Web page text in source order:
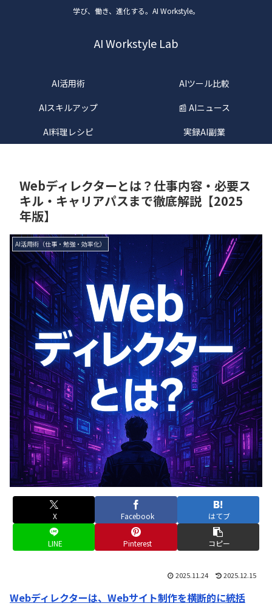
学び、働き、進化する。AI Workstyle。
AI Workstyle Lab
AI活用術
AIツール比較
AIスキルアップ
📰 AIニュース
AI料理レシピ
実録AI副業
Webディレクターとは？仕事内容・必要ス
キル・キャリアパスまで徹底解説【2025
年版】
AI活用術（仕事・勉強・効率化）
X Facebook はてブ
LINE Pinterest コピー
2025.11.24 2025.12.15
Webディレクターは、Webサイト制作を横断的に統括